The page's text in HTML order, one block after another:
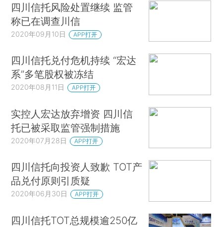
四川信托风险处置继续 监管
称已在调查川信
2020年09月10日 APP打开
四川信托兑付危机持续 “宏达
系”多笔股权被冻结
2020年08月11日 APP打开
实控人宏达放弃增资 四川信
托已被采取监管强制措施
2020年07月28日 APP打开
四川信托向投资人致歉 TOT产
品兑付原则引质疑
2020年06月30日 APP打开
四川信托TOT总规模逾250亿